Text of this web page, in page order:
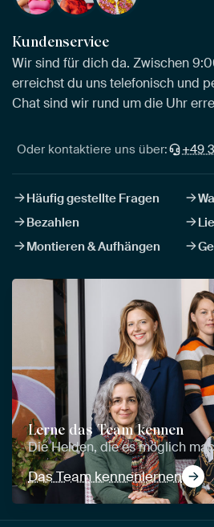
Kundenservice
Wir sind für dich da. Zwischen
erreichst du uns telefonisch und
Chat sind wir rund um die Uhr
Oder kontaktiere uns über: +49
Häufig gestellte Fragen
Bezahlen
Montieren & Aufhängen
Lerne das Team kennen
Die Helden, die es möglich
Das Team kennenlernen